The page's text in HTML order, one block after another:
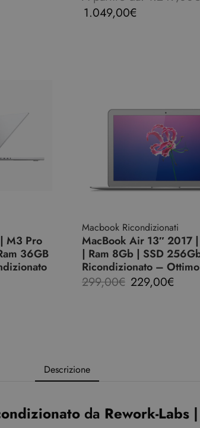
1.049,00€
M3 Pro
36GB
Macbook Ricondizionati
MacBook Air 13″ 2017
| Ram 8Gb | SSD
Ricondizionato – Ottimo
299,00€ 229,00€
Descrizione
da Rework-Labs